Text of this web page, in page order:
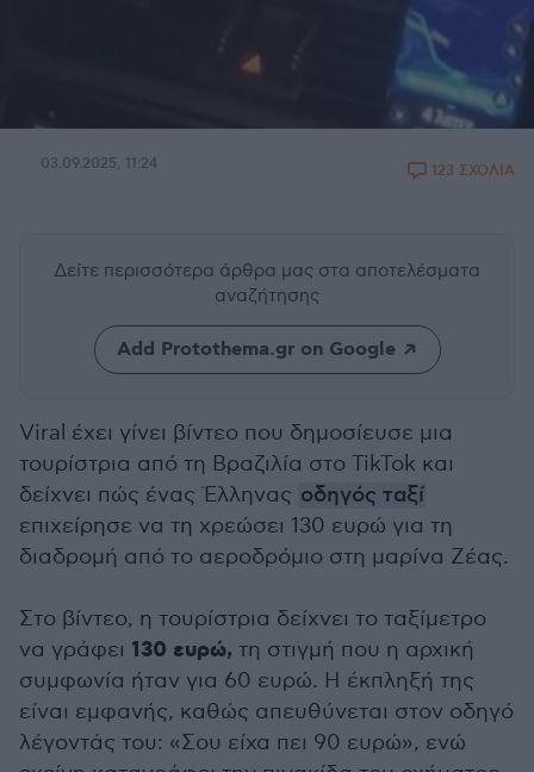
03.09.2025, 11:24 123 ΣΧΟΛΙΑ
Δείτε περισσότερα άρθρα μας στα αποτελέσματα
αναζήτησης
Add Protothema.gr on Google
Viral έχει γίνει βίντεο που δημοσίευσε μια
τουρίστρια από τη Βραζιλία στο TikTok και
δείχνει πώς ένας Έλληνας οδηγός ταξί
επιχείρησε να τη χρεώσει 130 ευρώ για τη
διαδρομή από το αεροδρόμιο στη μαρίνα Ζέας.
Στο βίντεο, η τουρίστρια δείχνει το ταξίμετρο
να γράφει 130 ευρώ, τη στιγμή που η αρχική
συμφωνία ήταν για 60 ευρώ. Η έκπληξή της
είναι εμφανής, καθώς απευθύνεται στον οδηγό
λέγοντάς του: «Σου είχα πει 90 ευρώ», ενώ